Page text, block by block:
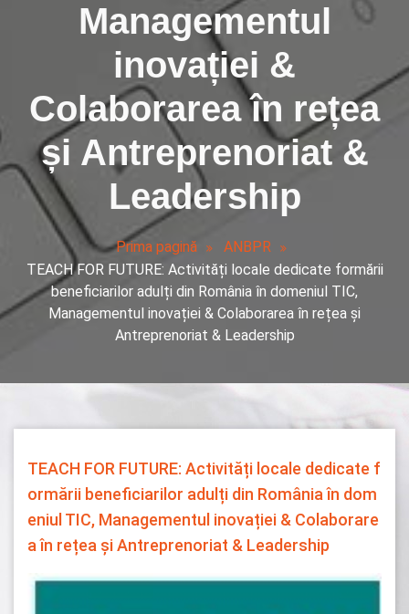
Managementul
inovației &
Colaborarea în rețea
și Antreprenoriat &
Leadership
Prima pagină
ANBPR
TEACH FOR FUTURE: Activități locale dedicate formării
beneficiarilor adulți din România în domeniul TIC,
Managementul inovației & Colaborarea în rețea și
Antreprenoriat & Leadership
TEACH FOR FUTURE: Activități locale dedicate f
ormării beneficiarilor adulți din România în dom
eniul TIC, Managementul inovației & Colaborare
a în rețea și Antreprenoriat & Leadership